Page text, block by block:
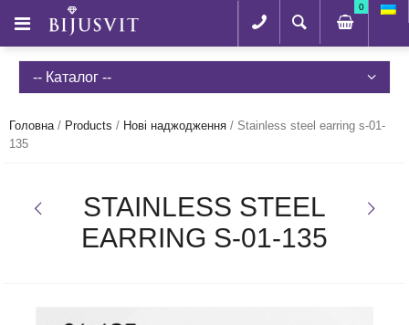
0
-- Каталог --
Головна/ Products / Нові наджодження / Stainless steel earring s-01-
135
STAINLESS STEEL
EARRING S-01-135